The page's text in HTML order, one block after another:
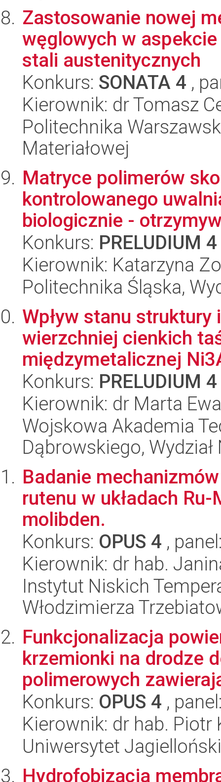
Zastosowanie nowej
węglowych w
stali austenitycznych
Konkurs: SONATA 4 ,
Kierownik: dr Tomasz
Politechnika
Materiałowej
Matryce polimerów
kontrolowanego
biologicznie -
Konkurs: PRELUDIUM 4
Kierownik: Katarzyna
Politechnika Śląska,
Wpływ stanu
wierzchniej cienkich
międzymetalicznej
Konkurs: PRELUDIUM 4
Kierownik: dr Marta
Wojskowa Akademia
Dąbrowskiego,
Badanie
rutenu w układach
molibden.
Konkurs: OPUS 4 ,
Kierownik: dr hab.
Instytut Niskich
Włodzimierza
Funkcjonalizacja
krzemionki na drodze
polimerowych
Konkurs: OPUS 4 ,
Kierownik: dr hab. Piotr
Uniwersytet
Hydrofobizacja